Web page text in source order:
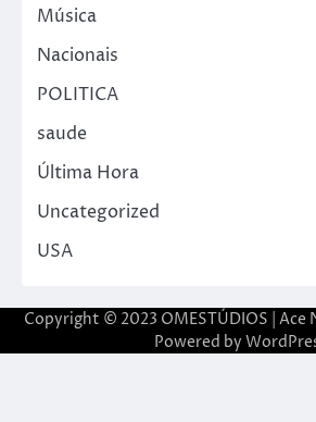
Música
Nacionais
POLITICA
saude
Última Hora
Uncategorized
USA
Copyright © 2023 OMESTÚDIOS | Ace
Powered by